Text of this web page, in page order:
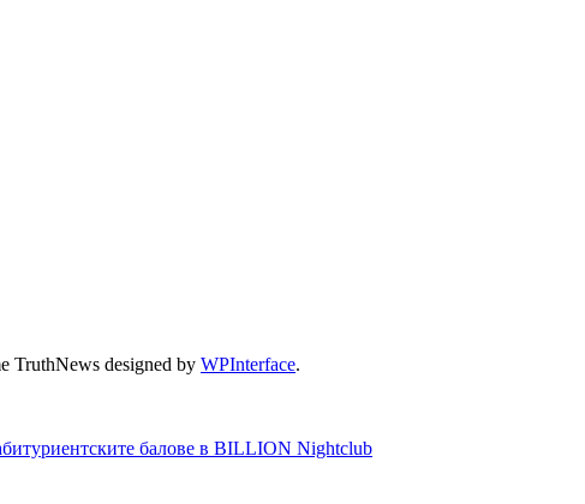
TruthNews designed by WPInterface.
балове в BILLION Nightclub